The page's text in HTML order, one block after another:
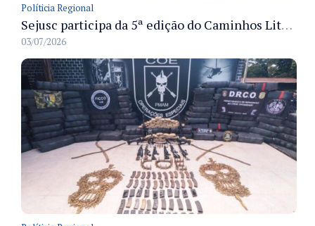
Políticia Regional
Sejusc participa da 5ª edição do Caminhos Literários com foco na cultura hip-hop nas unidades socioeducativas
03/07/2026